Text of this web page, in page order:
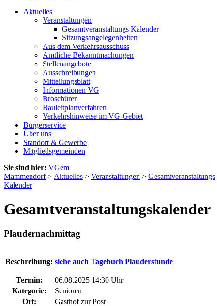
Aktuelles
Veranstaltungen
Gesamtveranstaltungs Kalender
Sitzungsangelegenheiten
Aus dem Verkehrsausschuss
Amtliche Bekanntmachungen
Stellenangebote
Ausschreibungen
Mitteilungsblatt
Informationen VG
Broschüren
Bauleitplanverfahren
Verkehrshinweise im VG-Gebiet
Bürgerservice
Über uns
Standort & Gewerbe
Mitgliedsgemeinden
Sie sind hier: VGem
Mammendorf> Aktuelles > Veranstaltungen > Gesamtveranstaltungs
Kalender
Gesamtveranstaltungskalender
Plaudernachmittag
Beschreibung: siehe auch Tagebuch Plauderstunde
Termin:
06.08.2025 14:30 Uhr
Kategorie:
Senioren
Ort:
Gasthof zur Post